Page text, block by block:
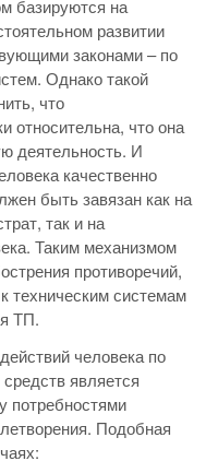
базируются на
развитии
законами – по
Однако такой
что
относительна, что она
деятельность. И
качественно
быть завязан как на
так и на
Таким механизмом
противоречий,
техническим системам
ТП.
человека по
является
потребностями
Подобная